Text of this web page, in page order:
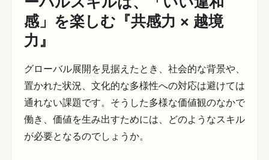
感」を楽しむ『共感力 × 越境
力』
グローバル展開を見据えたとき、社会的な背景や、
置かれた状況、文化的な多様性への対応は避けては
通れない課題です。そうした多様な価値観のなかで
働き、価値を生み出すためには、どのようなスキル
が必要となるのでしょうか。